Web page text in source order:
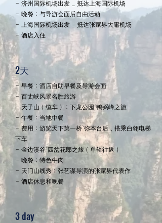
- 济州国际机场出发 _ 抵达上海国际机场
- 晚餐：与导游会面后自由活动
- 上海国际机场出发 _ 抵达张家界大庸机场
- 酒店入住
2天
- 早餐：酒店自助早餐及导游会面
- 百丈峡风景名胜旅游
- 天子山（缆车）：下龙公园、鸭弼峰之旅
- 午餐：当地中餐
- 费用：游览天下第一桥、弥本台后，搭乘白翎电梯
下车
- 金边溪谷、四岔花郎之旅（单轨往返）
- 晚餐：特色牛肉
- 天门山线秀：张艺谋导演的张家界代表作
- 酒店休息和晚餐
3 day